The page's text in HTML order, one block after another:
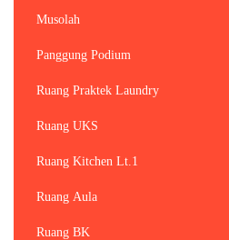
Musolah
Panggung Podium
Ruang Praktek Laundry
Ruang UKS
Ruang Kitchen Lt.1
Ruang Aula
Ruang BK